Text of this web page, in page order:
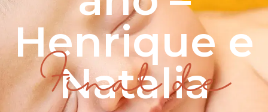
Henrique e
Natalia
Final de